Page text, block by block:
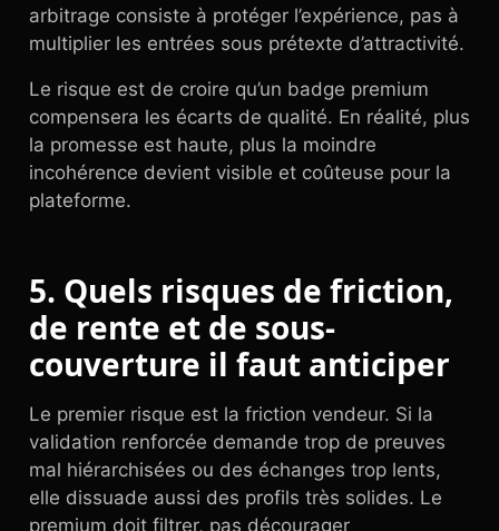
arbitrage consiste à protéger l’expérience, pas à
multiplier les entrées sous prétexte d’attractivité.
Le risque est de croire qu’un badge premium
compensera les écarts de qualité. En réalité, plus
la promesse est haute, plus la moindre
incohérence devient visible et coûteuse pour la
plateforme.
5. Quels risques de friction,
de rente et de sous-
couverture il faut anticiper
Le premier risque est la friction vendeur. Si la
validation renforcée demande trop de preuves
mal hiérarchisées ou des échanges trop lents,
elle dissuade aussi des profils très solides. Le
premium doit filtrer, pas décourager